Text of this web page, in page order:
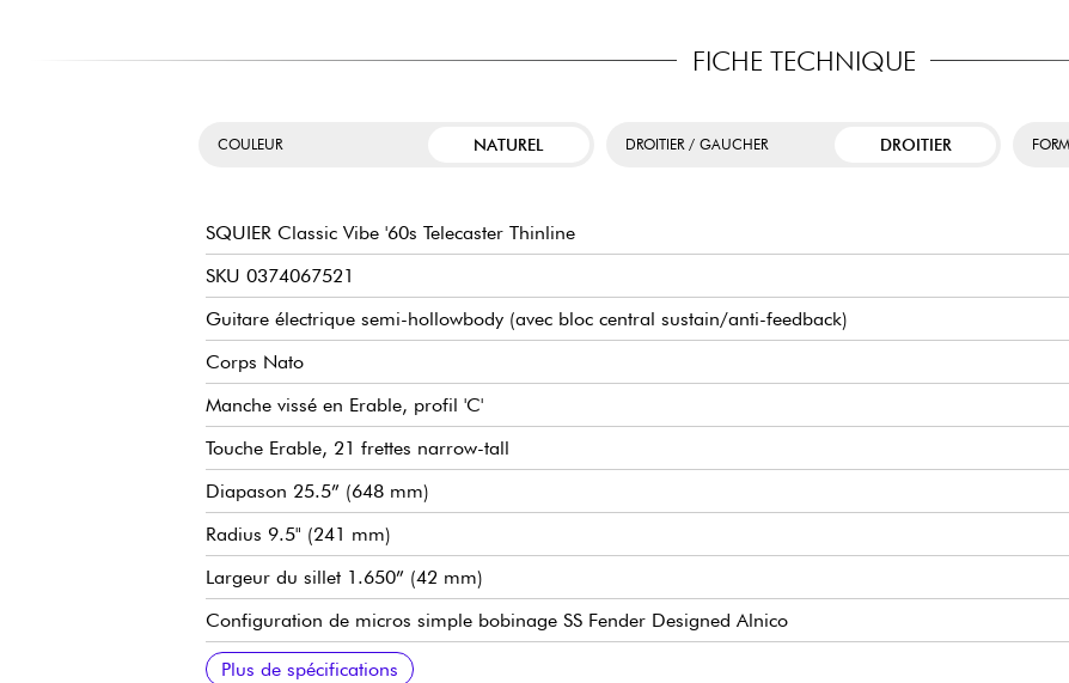
FICHE TECHNIQUE
COULEUR NATUREL DROITIER / GAUCHER DROITIER
SQUIER Classic Vibe '60s Telecaster Thinline
SKU 0374067521
Guitare électrique semi-hollowbody (avec bloc central sustain/anti-feedback)
Corps Nato
Manche vissé en Erable, profil 'C'
Touche Erable, 21 frettes narrow-tall
Diapason 25.5” (648 mm)
Radius 9.5" (241 mm)
Largeur du sillet 1.650” (42 mm)
Configuration de micros simple bobinage SS Fender Designed Alnico
Master volume
Master Tone
Sélecteur micros 3 positions
Chevalet fixe 3-Saddle Strings-Thru-Body Tele® Bridge
Mécaniques Squier Standard bain d'huile
Finition corps polyuréthane brillant
Finition manche polyuréthane brillant
Tirant de cordes recommandé : 009.042 ou 009.046
Plus de spécifications